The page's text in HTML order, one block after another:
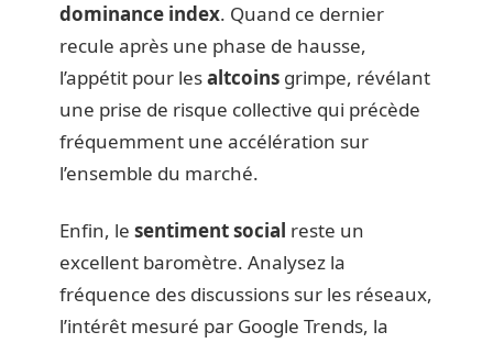
dominance index. Quand ce dernier
recule après une phase de hausse,
l’appétit pour lesaltcoins grimpe, révélant
une prise de risque collective qui précède
fréquemment une accélération sur
l’ensemble du marché.
Enfin, le sentiment social reste un
excellent baromètre. Analysez la
fréquence des discussions sur les réseaux,
l’intérêt mesuré par Google Trends, la